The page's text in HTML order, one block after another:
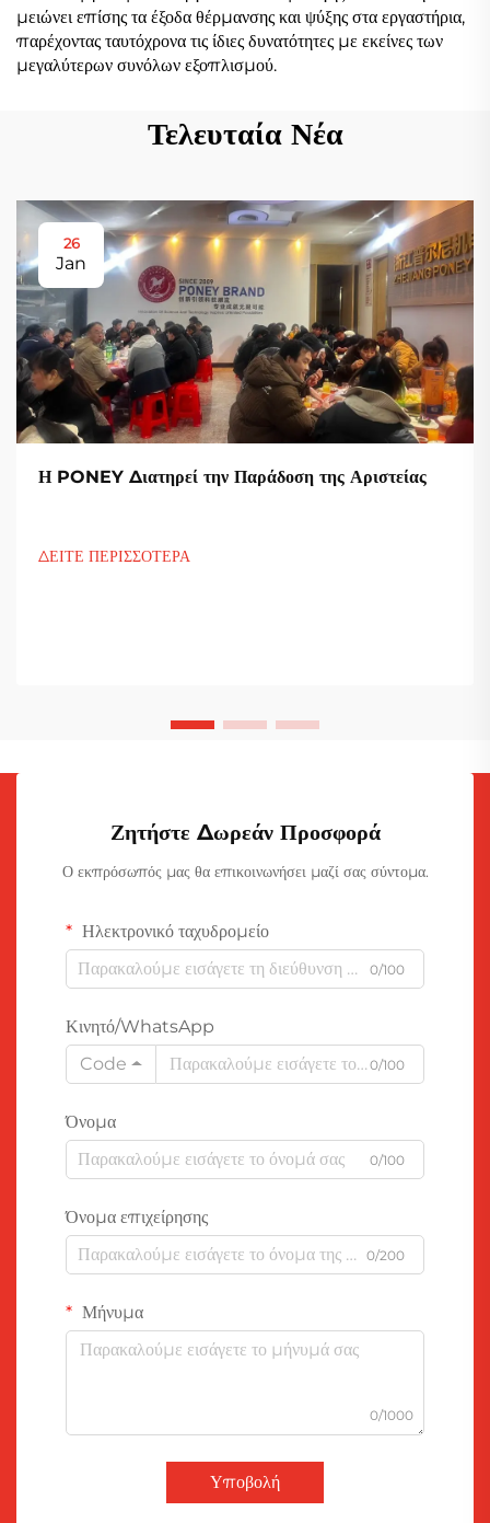
μειώνει επίσης τα έξοδα θέρμανσης και ψύξης στα εργαστήρια,
παρέχοντας ταυτόχρονα τις ίδιες δυνατότητες με εκείνες των
μεγαλύτερων συνόλων εξοπλισμού.
Τελευταία Νέα
26
Jan
Η PONEY Διατηρεί την Παράδοση της Αριστείας
ΔΕΙΤΕ ΠΕΡΙΣΣΟΤΕΡΑ
Ζητήστε Δωρεάν Προσφορά
Ο εκπρόσωπός μας θα επικοινωνήσει μαζί σας σύντομα.
Ηλεκτρονικό ταχυδρομείο
0/100
Κινητό/WhatsApp
Code
0/100
Όνομα
0/100
Όνομα επιχείρησης
0/200
Μήνυμα
0/1000
Υποβολή